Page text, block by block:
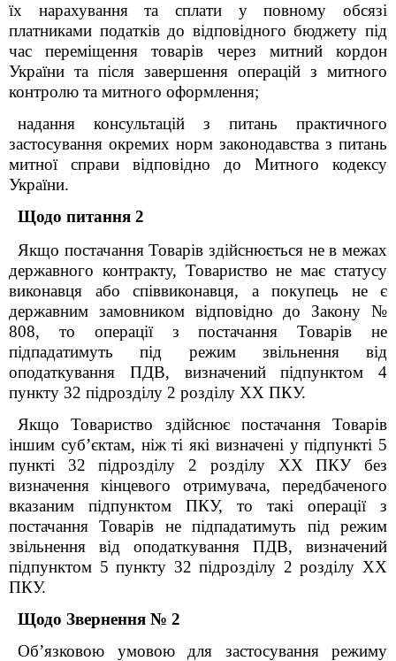
їх нарахування та сплати у повному обсязі
платниками податків до відповідного бюджету під
час переміщення товарів через митний кордон
України та після завершення операцій з митного
контролю та митного оформлення;
надання консультацій з питань практичного
застосування окремих норм законодавства з питань
митної справи відповідно до Митного кодексу
України.
Щодо питання 2
Якщо постачання Товарів здійснюється не в межах
державного контракту, Товариство не має статусу
виконавця або співвиконавця, а покупець не є
державним замовником відповідно до Закону №
808, то операції з постачання Товарів не
підпадатимуть під режим звільнення від
оподаткування ПДВ, визначений підпунктом 4
пункту 32 підрозділу 2 розділу XX ПКУ.
Якщо Товариство здійснює постачання Товарів
іншим суб’єктам, ніж ті які визначені у підпункті 5
пункті 32 підрозділу 2 розділу XX ПКУ без
визначення кінцевого отримувача, передбаченого
вказаним підпунктом ПКУ, то такі операції з
постачання Товарів не підпадатимуть під режим
звільнення від оподаткування ПДВ, визначений
підпунктом 5 пункту 32 підрозділу 2 розділу XX
ПКУ.
Щодо Звернення № 2
Об’язковою умовою для застосування режиму